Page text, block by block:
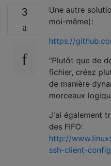
3
Une autre
moi-même):
https://
"Plutôt que de
fichier, créez
de manière
morceaux
J'ai également
des FIFO:
http://
ssh-client-